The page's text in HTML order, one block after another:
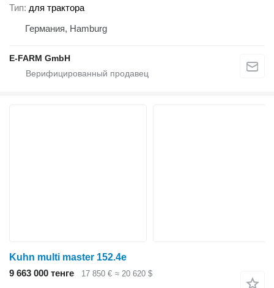
Тип для трактора
Германия, Hamburg
E-FARM GmbH
Kuhn multi master 152.4e
9 663 000 тенге
17 850 € ≈ 20 620 $